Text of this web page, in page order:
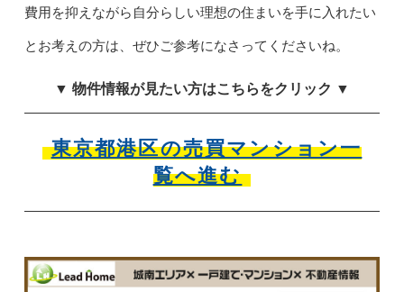
費用を抑えながら自分らしい理想の住まいを手に入れたい
とお考えの方は、ぜひご参考になさってくださいね。
▼ 物件情報が見たい方はこちらをクリック ▼
東京都港区の売買マンション一
覧へ進む